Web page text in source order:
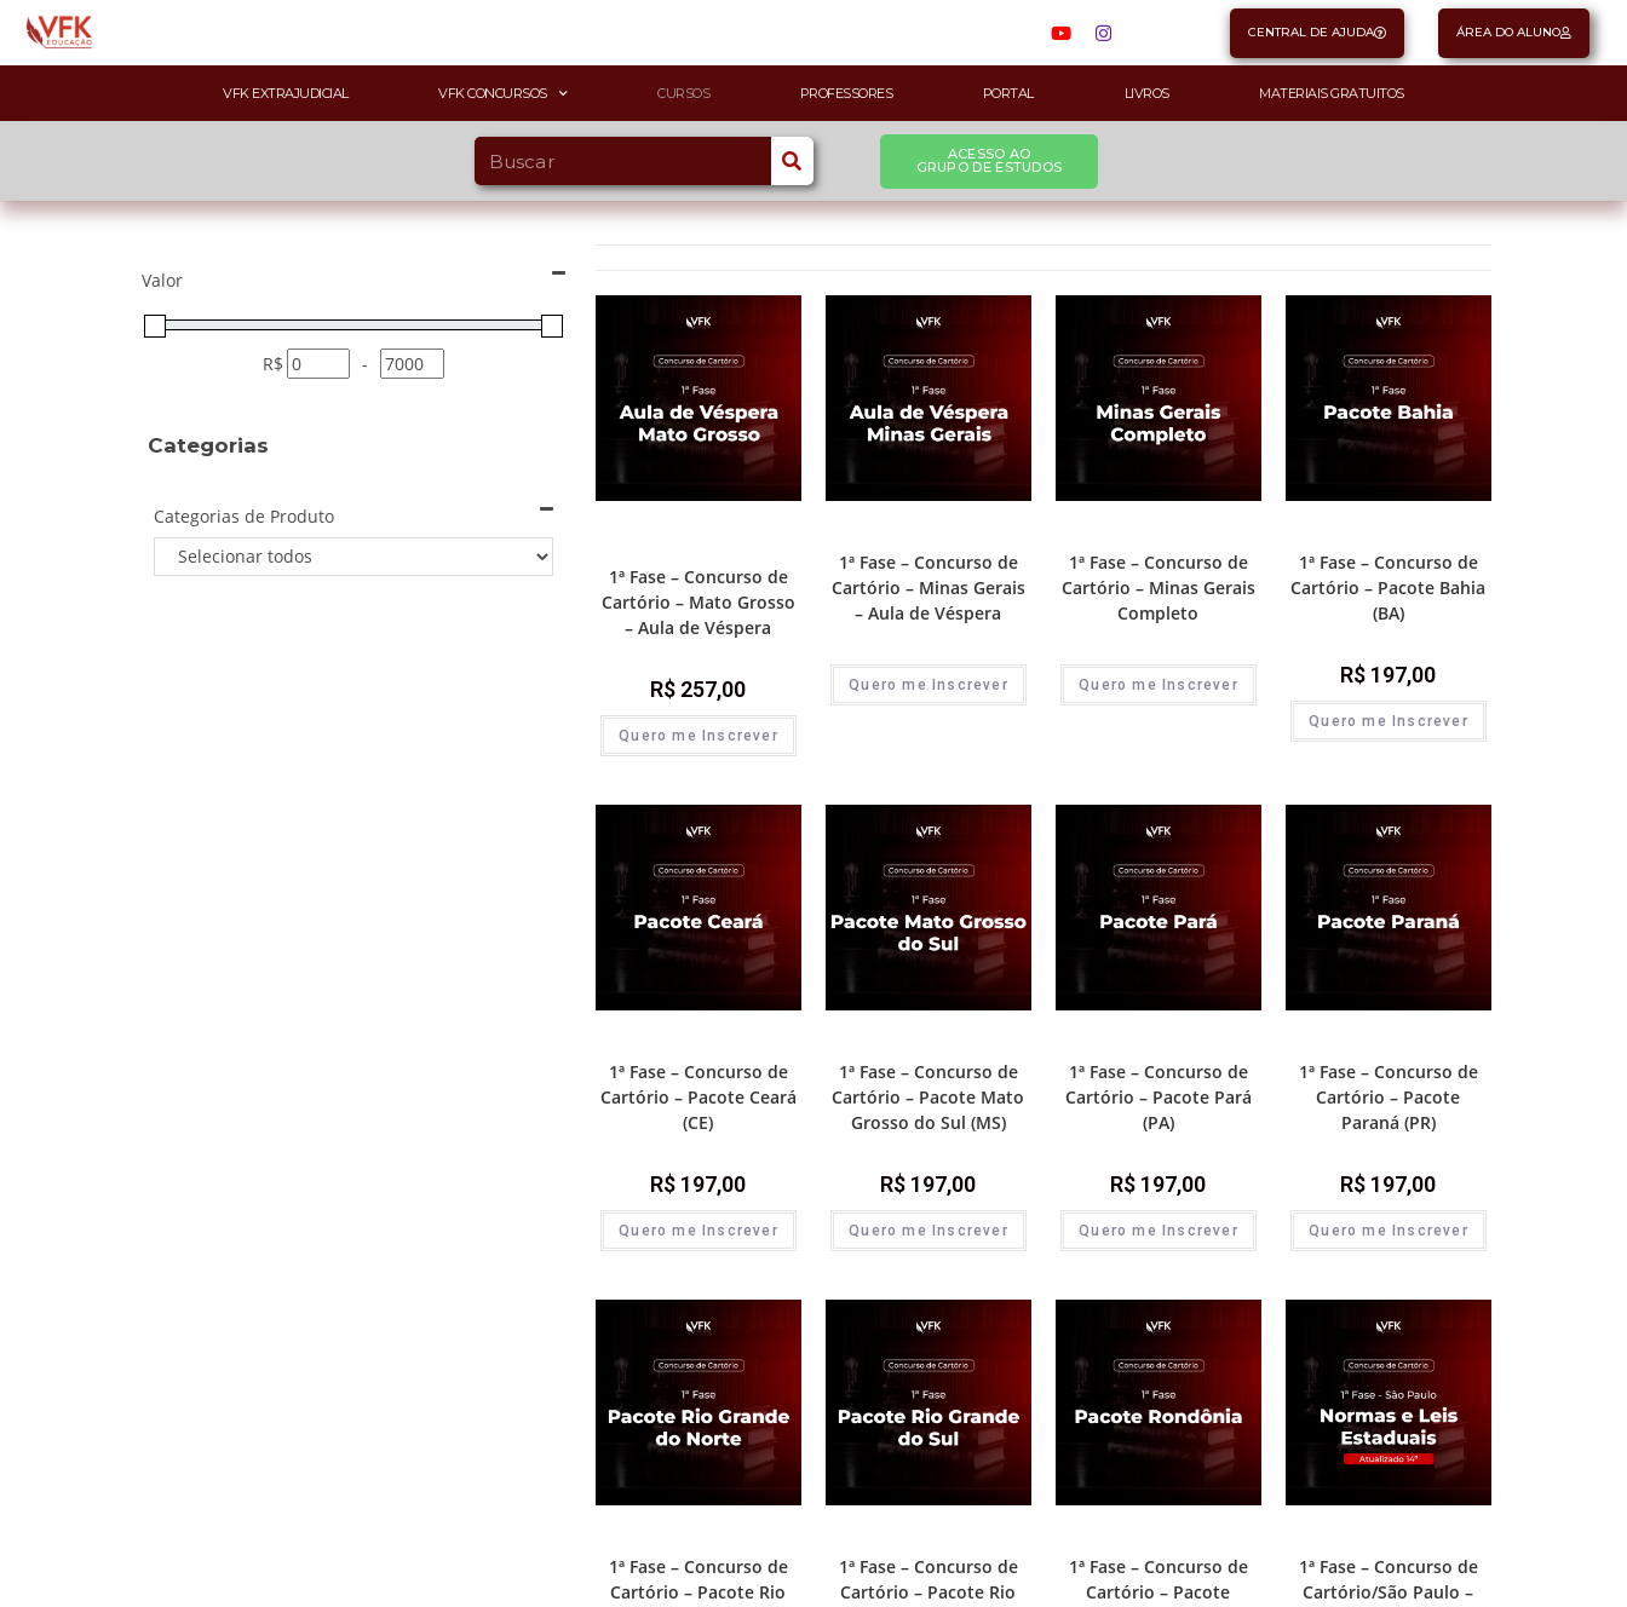
CENTRAL DE AJUDA ÁREA DO ALUNO
VFK EXTRAJUDICIAL VFK CONCURSOS CURSOS PROFESSORES PORTAL LIVROS MATERIAIS GRATUITOS
ACESSO AO
GRUPO DE ESTUDOS
Valor
R$ -
Categorias
Categorias de Produto
1ª Fase – Concurso de
Cartório – Mato Grosso
– Aula de Véspera
R$ 257,00
Quero me Inscrever
1ª Fase – Concurso de
Cartório – Minas Gerais
– Aula de Véspera
Quero me Inscrever
1ª Fase – Concurso de
Cartório – Minas Gerais
Completo
Quero me Inscrever
1ª Fase – Concurso de
Cartório – Pacote Bahia
(BA)
R$ 197,00
Quero me Inscrever
1ª Fase – Concurso de
Cartório – Pacote Ceará
(CE)
R$ 197,00
Quero me Inscrever
1ª Fase – Concurso de
Cartório – Pacote Mato
Grosso do Sul (MS)
R$ 197,00
Quero me Inscrever
1ª Fase – Concurso de
Cartório – Pacote Pará
(PA)
R$ 197,00
Quero me Inscrever
1ª Fase – Concurso de
Cartório – Pacote
Paraná (PR)
R$ 197,00
Quero me Inscrever
1ª Fase – Concurso de
Cartório – Pacote Rio
1ª Fase – Concurso de
Cartório – Pacote Rio
1ª Fase – Concurso de
Cartório – Pacote
1ª Fase – Concurso de
Cartório/São Paulo –